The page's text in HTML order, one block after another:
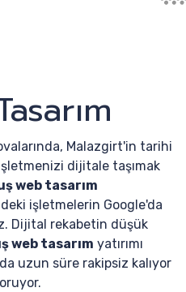
Malazgirt'in tarihi
dijitale taşımak
web tasarım
işletmelerin Google'da
Dijital rekabetin düşük
web tasarım yatırımı
uzun süre rakipsiz kalıyor